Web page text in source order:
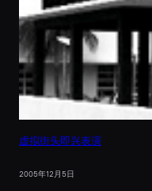
虚拟街头即兴表演
2005年12月5日